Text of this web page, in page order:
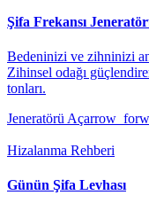
Şifa Frekansı
Bedeninizi ve zihninizi
Zihinsel odağı
tonları.
Jeneratörü Aç
Hizalanma Rehberi
Günün Şifa Levhası